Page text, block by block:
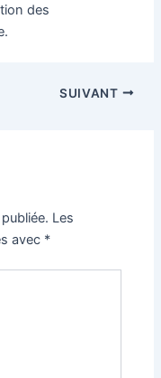
des
SUIVANT
Les
avec *